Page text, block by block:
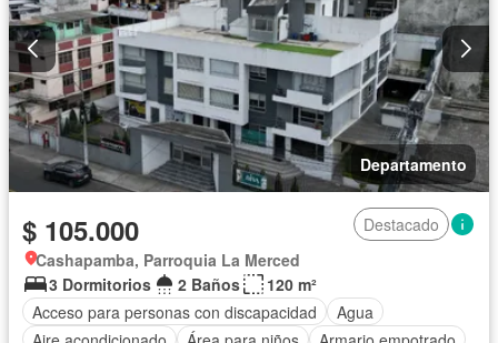
Departamento
$ 105.000
Destacado
Cashapamba, Parroquia La Merced
3 Dormitorios
2 Baños
120 m²
Acceso para personas con discapacidad
Agua